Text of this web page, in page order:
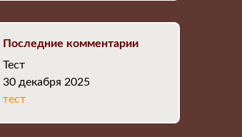
Последние комментарии
Тест
30 декабря 2025
тест